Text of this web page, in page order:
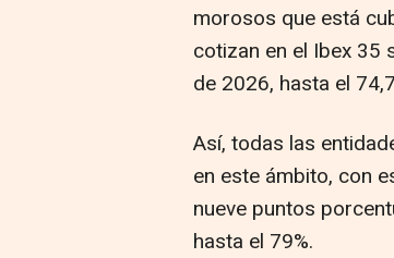
morosos que está
cotizan en el Ibex 35
de 2026, hasta el
Así, todas las
en este ámbito, con
nueve puntos
hasta el 79%.